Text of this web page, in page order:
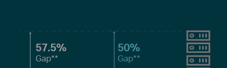
57.5%
Gap**
50%
Gap**